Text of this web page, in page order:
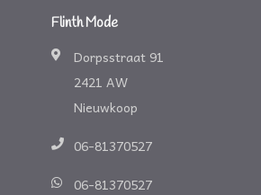
Flinth Mode
Dorpsstraat 91
2421 AW
Nieuwkoop
06-81370527
06-81370527